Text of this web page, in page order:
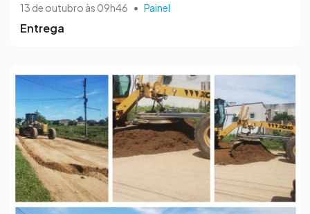
13 de outubro às 09h46 • Painel
Entrega